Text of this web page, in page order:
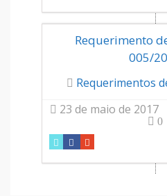
Requerimento
005/
Requerimentos
23 de maio de 2017
0